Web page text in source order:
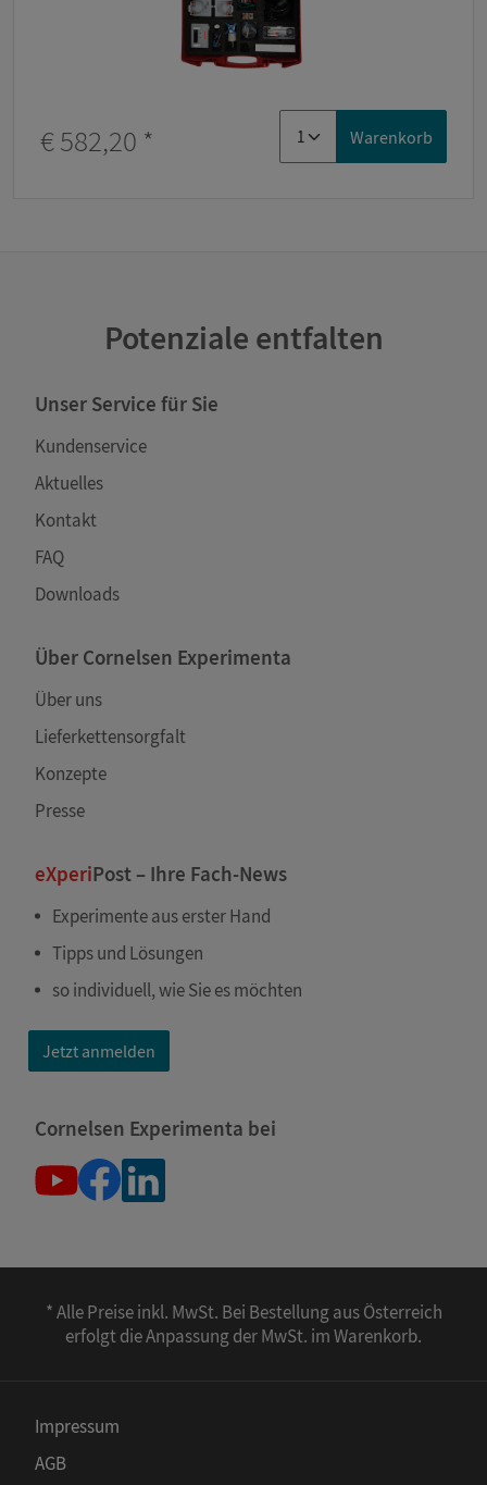
€ 582,20 * Warenkorb
Potenziale entfalten
Unser Service für Sie
Kundenservice
Aktuelles
Kontakt
FAQ
Downloads
Über Cornelsen Experimenta
Über uns
Lieferkettensorgfalt
Konzepte
Presse
eXperiPost – Ihre Fach-News
Experimente aus erster Hand
Tipps und Lösungen
so individuell, wie Sie es möchten
Jetzt anmelden
Cornelsen Experimenta bei
* Alle Preise inkl. MwSt. Bei Bestellung aus Österreich
erfolgt die Anpassung der MwSt. im Warenkorb.
Impressum
AGB